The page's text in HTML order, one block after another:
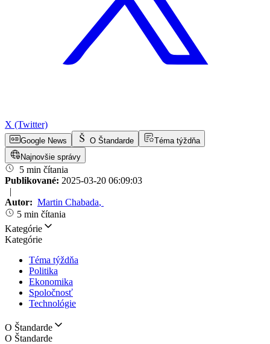
X (Twitter)
Google News O Štandarde
Téma týždňa
Najnovšie správy
5 min čítania
Publikované: 2025-03-20 06:09:03
|
Autor: Martin Chabada,
5 min čítania
Kategórie
Kategórie
Téma týždňa
Politika
Ekonomika
Spoločnosť
Technológie
O Štandarde
O Štandarde